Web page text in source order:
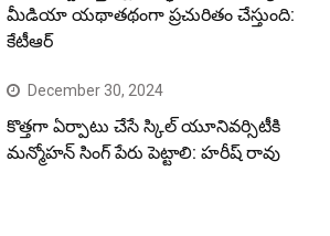
మీడియా యథాతథంగా ప్రచురితం చేస్తుంది:
కేటీఆర్
December 30, 2024
కొత్తగా ఏర్పాటు చేసే స్కిల్ యూనివర్సిటీకి
మన్మోహన్ సింగ్ పేరు పెట్టాలి: హరీష్ రావు